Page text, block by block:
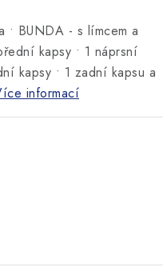
• BUNDA - s límcem a
kapsy • 1 náprsní
kapsy • 1 zadní kapsu a
informací